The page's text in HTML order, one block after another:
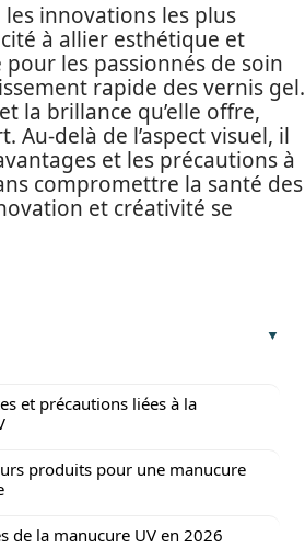
innovations les plus
à allier esthétique et
les passionnés de soin
rapide des vernis gel.
la brillance qu’elle offre,
delà de l’aspect visuel, il
et les précautions à
compromettre la santé des
et créativité se
et précautions liées à la
produits pour une manucure
de la manucure UV en 2026